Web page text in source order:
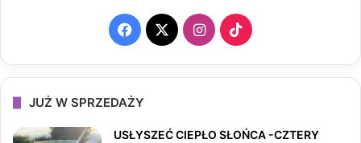
F
a
c
e
X
I
n
T
i
T
JUŻ W SPRZEDAŻY
USŁYSZEĆ CIEPŁO SŁOŃCA -CZTERY